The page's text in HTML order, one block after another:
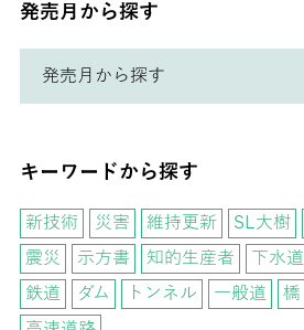
発売月から探す
キーワードから探す
新技術 災害 維持更新 SL大樹
震災
示方書 知的生産者 下水道
鉄道
ダム トンネル 一般道 橋